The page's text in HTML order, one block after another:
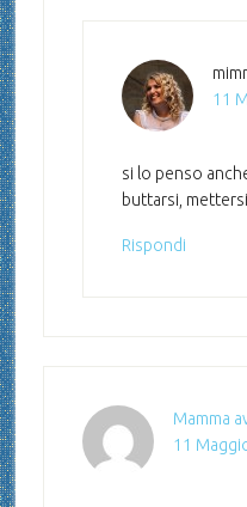
11
si lo penso
buttarsi,
Rispondi
Mamma
11